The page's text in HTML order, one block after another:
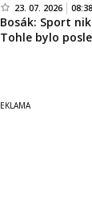
23. 07. 2026 08:38
Bosák: Sport
Tohle bylo